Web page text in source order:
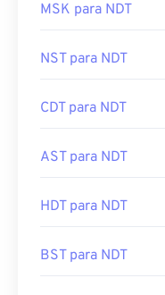
MSK para NDT
NST para NDT
CDT para NDT
AST para NDT
HDT para NDT
BST para NDT